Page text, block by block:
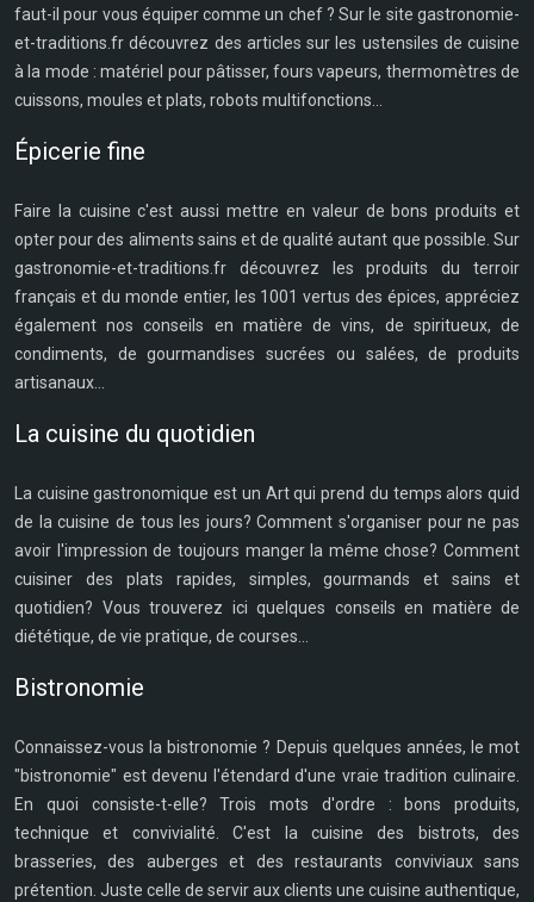
faut-il pour vous équiper comme un chef ? Sur le site gastronomie-
et-traditions.fr découvrez des articles sur les ustensiles de cuisine
à la mode : matériel pour pâtisser, fours vapeurs, thermomètres de
cuissons, moules et plats, robots multifonctions...
Épicerie fine
Faire la cuisine c'est aussi mettre en valeur de bons produits et
opter pour des aliments sains et de qualité autant que possible. Sur
gastronomie-et-traditions.fr découvrez les produits du terroir
français et du monde entier, les 1001 vertus des épices, appréciez
également nos conseils en matière de vins, de spiritueux, de
condiments, de gourmandises sucrées ou salées, de produits
artisanaux...
La cuisine du quotidien
La cuisine gastronomique est un Art qui prend du temps alors quid
de la cuisine de tous les jours? Comment s'organiser pour ne pas
avoir l'impression de toujours manger la même chose? Comment
cuisiner des plats rapides, simples, gourmands et sains et
quotidien? Vous trouverez ici quelques conseils en matière de
diététique, de vie pratique, de courses...
Bistronomie
Connaissez-vous la bistronomie ? Depuis quelques années, le mot
"bistronomie" est devenu l'étendard d'une vraie tradition culinaire.
En quoi consiste-t-elle? Trois mots d'ordre : bons produits,
technique et convivialité. C'est la cuisine des bistrots, des
brasseries, des auberges et des restaurants conviviaux sans
prétention. Juste celle de servir aux clients une cuisine authentique,